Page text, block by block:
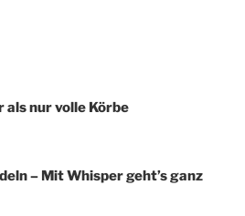
als nur volle Körbe
– Mit Whisper geht’s ganz